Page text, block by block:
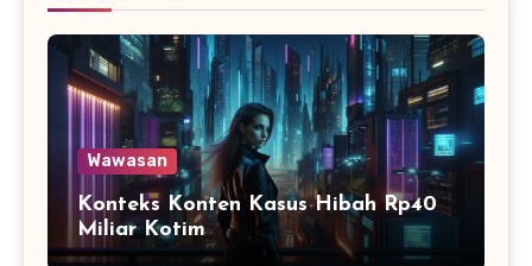
Wawasan
Konteks Konten Kasus Hibah Rp40
Miliar Kotim